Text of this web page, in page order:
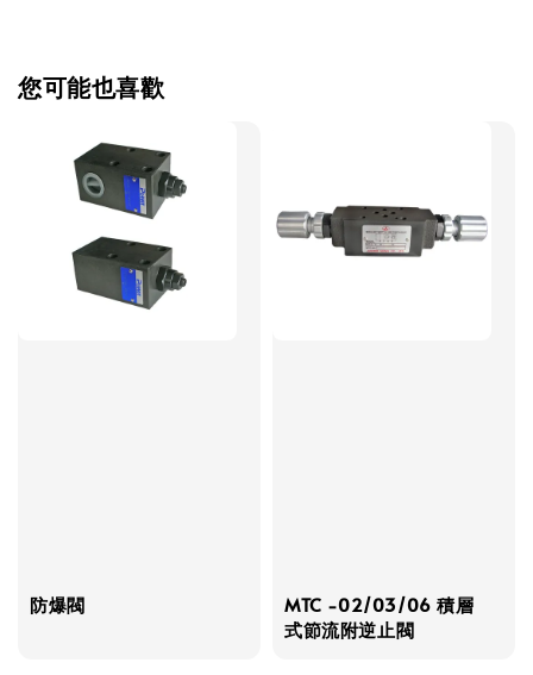
您可能也喜歡
防爆閥
MTC -02/03/06 積層
式節流附逆止閥